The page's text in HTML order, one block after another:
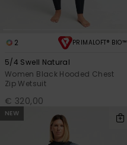
2 PRIMALOFT® BIO™
5/4 Swell Natural
Women Black Hooded Chest
Zip Wetsuit
€ 320,00
NEW